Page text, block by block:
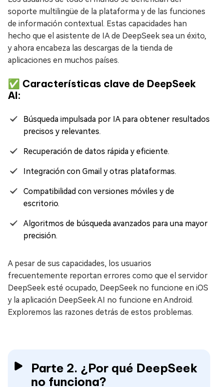
soporte multilingüe de la plataforma y de las funciones
de información contextual. Estas capacidades han
hecho que el asistente de IA de DeepSeek sea un éxito,
y ahora encabeza las descargas de la tienda de
aplicaciones en muchos países.
✅ Características clave de DeepSeek
AI:
Búsqueda impulsada por IA para obtener resultados
precisos y relevantes.
Recuperación de datos rápida y eficiente.
Integración con Gmail y otras plataformas.
Compatibilidad con versiones móviles y de
escritorio.
Algoritmos de búsqueda avanzados para una mayor
precisión.
A pesar de sus capacidades, los usuarios
frecuentemente reportan errores como que el servidor
DeepSeek esté ocupado, DeepSeek no funcione en iOS
y la aplicación DeepSeek AI no funcione en Android.
Exploremos las razones detrás de estos problemas.
Parte 2. ¿Por qué DeepSeek
no funciona?